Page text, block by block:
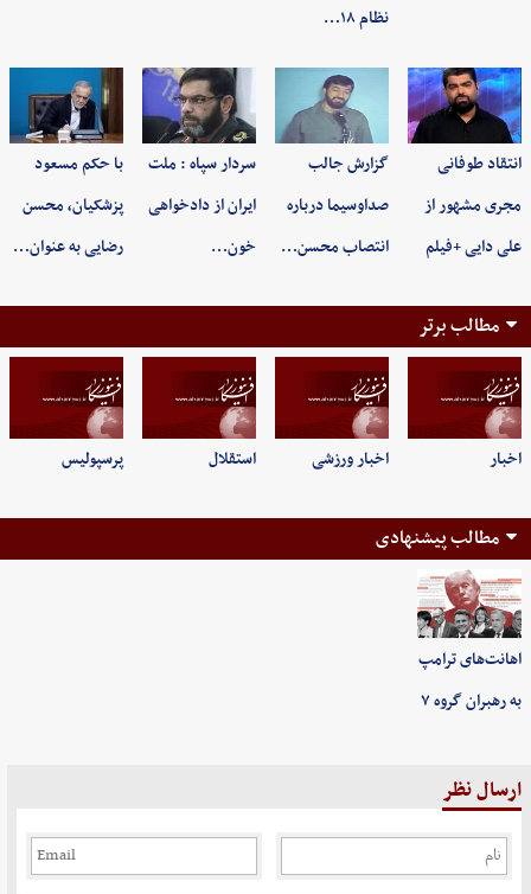
نظام ۱۸…
انتقاد طوفانی
مجری مشهور از
علی دایی +فیلم
گزارش جالب
صداوسیما درباره
انتصاب محسن…
سردار سپاه : ملت
ایران از دادخواهی
خون…
با حکم مسعود
پزشکیان، محسن
رضایی به عنوان…
مطالب برتر
اخبار اخبار ورزشی استقلال پرسپولیس
مطالب پیشنهادی
اهانت‌های ترامپ
به رهبران گروه ۷
ارسال نظر